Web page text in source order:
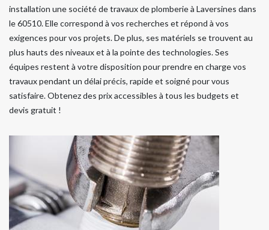
installation une société de travaux de plomberie à Laversines dans
le 60510. Elle correspond à vos recherches et répond à vos
exigences pour vos projets. De plus, ses matériels se trouvent au
plus hauts des niveaux et à la pointe des technologies. Ses
équipes restent à votre disposition pour prendre en charge vos
travaux pendant un délai précis, rapide et soigné pour vous
satisfaire. Obtenez des prix accessibles à tous les budgets et
devis gratuit !